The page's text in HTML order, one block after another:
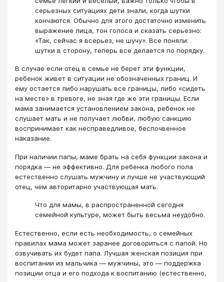
серьезных ситуациях дети знали, когда шутки
кончаются. Обычно для этого достаточно изменить
выражение лица, тон голоса и сказать серьезно:
«Так, сейчас я всерьез, не шучу». Все поняли:
шутки в сторону, теперь все делается по порядку.
В случае если отец в семье не берет эти функции,
ребенок живет в ситуации не обозначенных границ. И
ему остается либо нарушать все границы, либо «сидеть
на месте» в тревоге, не зная где же эти границы. Если
мама занимается установлением закона, ребенок не
слушает мать и не получает любви, любую санкцию
воспринимает как несправедливое, беспочвенное
наказание.
При наличии папы, маме брать на себя функции закона и
порядка — не эффективно. Для ребенка любого пола
естественно слушать мужчину и лучше не участвующий
отец, чем авторитарно участвующая мать.
Что для мамы, в распространенной сегодня
семейной культуре, может быть весьма неудобно.
Естественно, если есть необходимость, о семейных
правилах мама может заранее договориться с папой. Но
озвучивать их будет папа. Лучшая женская позиция при
воспитании из мальчика — мужчины, это — поддержка
позиции отца и его подхода к воспитанию (естественно,